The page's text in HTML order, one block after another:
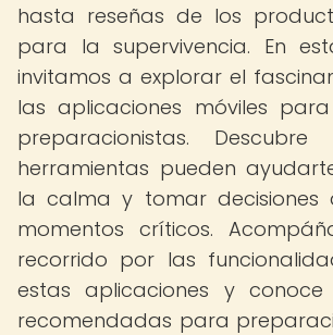
hasta reseñas de los
para la supervivencia. En
invitamos a explorar el
las aplicaciones móviles
preparacionistas.
herramientas pueden
la calma y tomar decisiones
momentos críticos.
recorrido por las
estas aplicaciones y conoce
recomendadas para